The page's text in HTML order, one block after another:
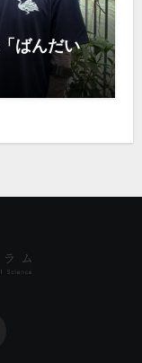
ばんだい